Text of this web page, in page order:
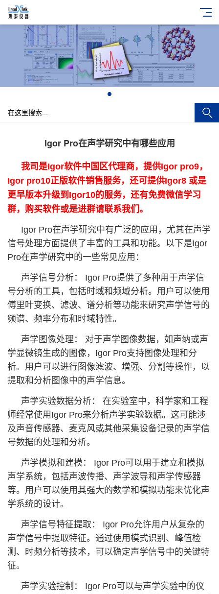
Igor Pro在声学研究中有哪些应用
我司是Igor软件中国区代理商，提供Igor pro9，
Igor pro10正版软件销售服务，还可提供Igor8 或是
更早版本升级到Igor10的服务，还有免费微信学习
群，购买软件或是进群请联系我们。
Igor Pro在声学研究中有广泛的应用，尤其在声学
信号处理方面提供了丰富的工具和功能。以下是Igor
Pro在声学研究中的一些常见应用：
声学信号分析： Igor Pro提供了多种用于声学信
号分析的工具，包括时域和频域分析。用户可以使用
傅里叶变换、滤波、谱分析等功能来研究声学信号的
频谱、频率分布和时域特性。
声学图像处理： 对于声学图像数据，如声纳或声
学显微镜生成的图像，Igor Pro支持图像处理和分
析。用户可以进行图像滤波、增强、分割等操作，以
提取和分析图像中的声学信息。
声学实验数据分析： 在实验室中，科学家和工程
师经常使用Igor Pro来分析声学实验数据。这可能涉
及声音传感器、麦克风或其他采集设备记录的声学信
号数据的处理和分析。
声学模拟和建模： Igor Pro可以用于建立和模拟
声学系统，包括声波传播、声学波导和声学传感器
等。用户可以使用其强大的数学和模拟功能来优化声
学系统的设计。
声学信号特征提取： Igor Pro允许用户从复杂的
声学信号中提取特征。通过使用模式识别、峰值检
测、时频分析等技术，可以确定声学信号中的关键特
征。
声学实验控制： Igor Pro可以与声学实验中的仪